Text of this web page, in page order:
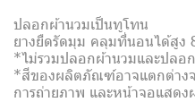
ปลอกผ้านวมเป็นทูโทน
ยางยืดรัดมุม คลุมที่นอนได้สูง
*ไม่รวมปลอกผ้านวมและปลอ
*สีของผลิตภัณฑ์อาจแตกต่างจ
การถ่ายภาพ และหน้าจอแสดง